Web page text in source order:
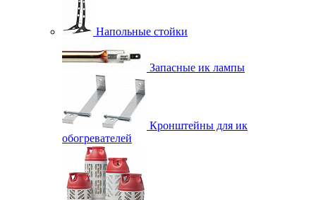
Напольные стойки
Запасные ик лампы
Кронштейны для ик
обогревателей